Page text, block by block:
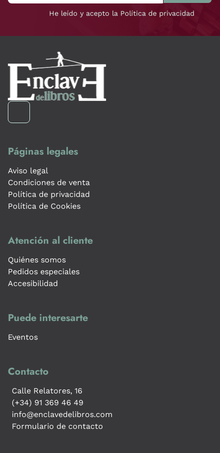
He leído y acepto la Política de privacidad
Páginas legales
Aviso legal
Condiciones de venta
Política de privacidad
Política de Cookies
Atención al cliente
Quiénes somos
Pedidos especiales
Accesibilidad
Puede interesarte
Eventos
Contacto
Calle Relatores, 16
(+34) 91 369 46 49
info@enclavedelibros.com
Formulario de contacto